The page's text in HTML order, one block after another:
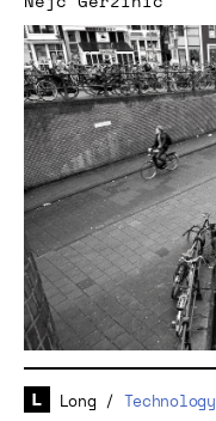
Long / Technology